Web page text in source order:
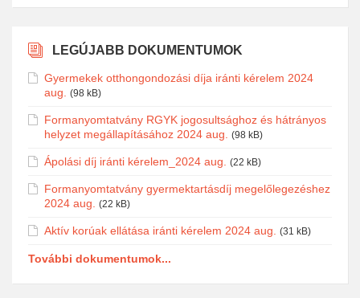
LEGÚJABB DOKUMENTUMOK
Gyermekek otthongondozási díja iránti kérelem 2024
aug. (98 kB)
Formanyomtatvány RGYK jogosultsághoz és hátrányos
helyzet megállapításához 2024 aug. (98 kB)
Ápolási díj iránti kérelem_2024 aug. (22 kB)
Formanyomtatvány gyermektartásdíj megelőlegezéshez
2024 aug. (22 kB)
Aktív korúak ellátása iránti kérelem 2024 aug. (31 kB)
További dokumentumok...